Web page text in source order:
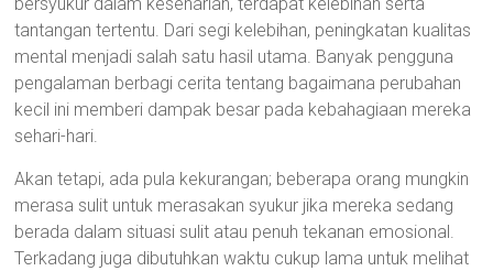
tantangan tertentu. Dari segi kelebihan, peningkatan kualitas
mental menjadi salah satu hasil utama. Banyak pengguna
pengalaman berbagi cerita tentang bagaimana perubahan
kecil ini memberi dampak besar pada kebahagiaan mereka
sehari-hari.
Akan tetapi, ada pula kekurangan; beberapa orang mungkin
merasa sulit untuk merasakan syukur jika mereka sedang
berada dalam situasi sulit atau penuh tekanan emosional.
Terkadang juga dibutuhkan waktu cukup lama untuk melihat